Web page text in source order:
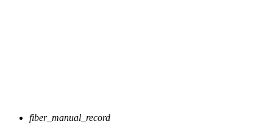
fiber_manual_record